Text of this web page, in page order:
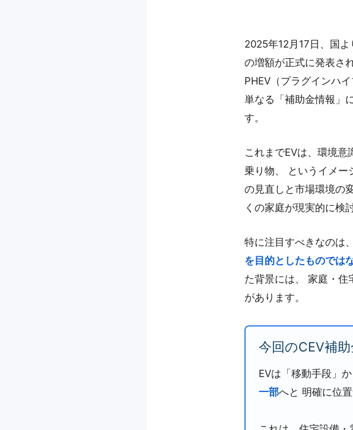
2025年12月17日、国
の増額が正式に発表さ
PHEV（プラグインハ
単なる「補助金情報」
す。
これまでEVは、環境
乗り物、 というイメー
の見直しと市場環境の
くの家庭が現実的に検
特に注目すべきなのは
を目的としたものでは
た背景には、 家庭・住
があります。
今回のCEV補
EVは「移動手段」か
一部へと 明確に位